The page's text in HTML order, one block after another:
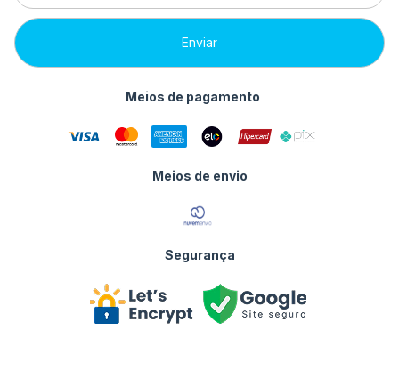
Meios de pagamento
Meios de envio
Segurança